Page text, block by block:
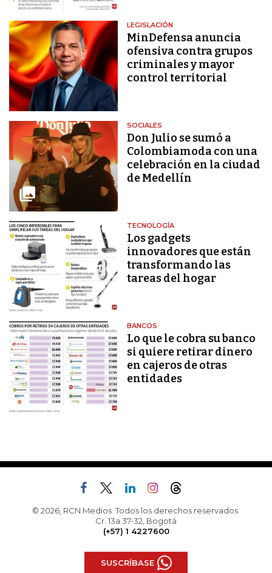
LEGISLACIÓN
MinDefensa anuncia
ofensiva contra grupos
criminales y mayor
control territorial
SOCIALES
Don Julio se sumó a
Colombiamoda con una
celebración en la ciudad
de Medellín
TECNOLOGÍA
Los gadgets
innovadores que están
transformando las
tareas del hogar
BANCOS
Lo que le cobra su banco
si quiere retirar dinero
en cajeros de otras
entidades
© 2026, RCN Medios. Todos los derechos reservados.
Cr. 13a 37-32, Bogotá
(+57) 1 4227600
SUSCRÍBASE